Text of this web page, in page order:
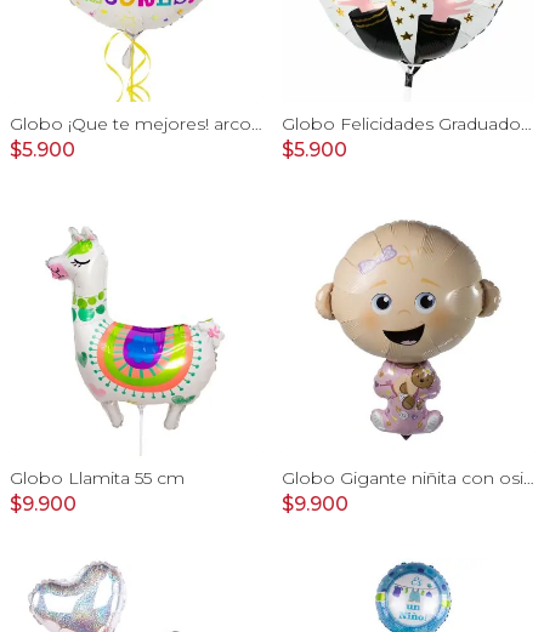
Globo ¡Que te mejores! arcoiris 35 cm
$5.900
Globo Felicidades Graduado 38cm
$5.900
Globo Llamita 55 cm
$9.900
Globo Gigante niñita con osito
$9.900